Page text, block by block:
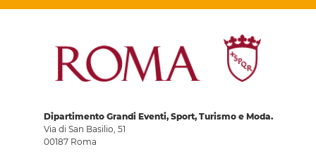
Dipartimento Grandi Eventi, Sport, Turismo e Moda.
Via di San Basilio, 51
00187 Roma